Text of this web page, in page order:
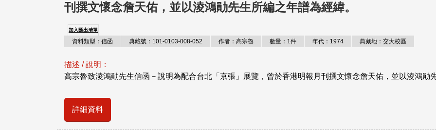
刊撰文懷念詹天佑，並以淩鴻勛先生所編之年譜為經緯。
加入匯出清單
資料類型：信函 典藏號：101-0103-008-052 作者：高宗魯 數量：1件 年代：1974 典藏地：交大校區
描述 / 說明：
高宗魯致淩鴻勛先生信函－說明為配合台北「京張」展覽，曾於香港明報月刊撰文懷念詹天佑，並以淩鴻勛
詳細資料